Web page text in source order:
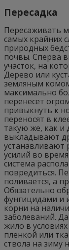
Пересадка
Пересаживать
самых крайних
природных
почвы. Сперва
участок, на
Дерево или
земляным
максимально
перенесет
привыкнуть к
переносят в
такую же, как и
выкладывают
устанавливают
усилий во
система
повредиться.
поливается, а
Обязательно
фунгицидами и
корни на
заболеваний.
жило в
пленкой или
ствола на зиму